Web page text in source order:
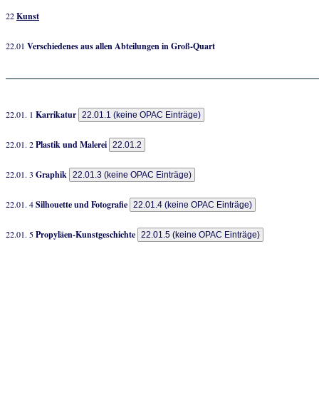
22Kunst
22.01 Verschiedenes aus allen Abteilungen in Groß-Quart
22.01. 1 Karrikatur 22.01.1 (keine OPAC Einträge)
22.01. 2Plastik und Malerei 22.01.2
22.01. 3 Graphik 22.01.3 (keine OPAC Einträge)
22.01. 4Silhouette und Fotografie 22.01.4 (keine OPAC Einträge)
22.01. 5Propyläen-Kunstgeschichte 22.01.5 (keine OPAC Einträge)